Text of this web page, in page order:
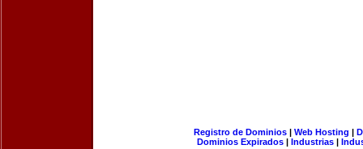
Registro de Dominios| Web Hosting |
Dominios Expirados | Industrias |